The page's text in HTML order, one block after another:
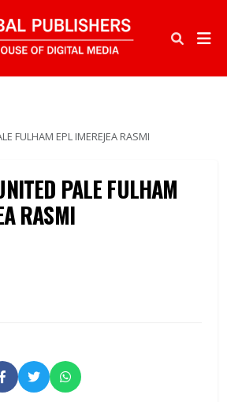
FULHAM EPL IMEREJEA RASMI
PALE FULHAM
RASMI